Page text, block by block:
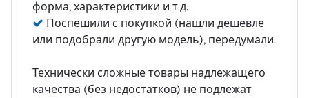
форма, характеристики и т.д.
Поспешили с покупкой (нашли дешевле
или подобрали другую модель), передумали.
Технически сложные товары надлежащего
качества (без недостатков) не подлежат